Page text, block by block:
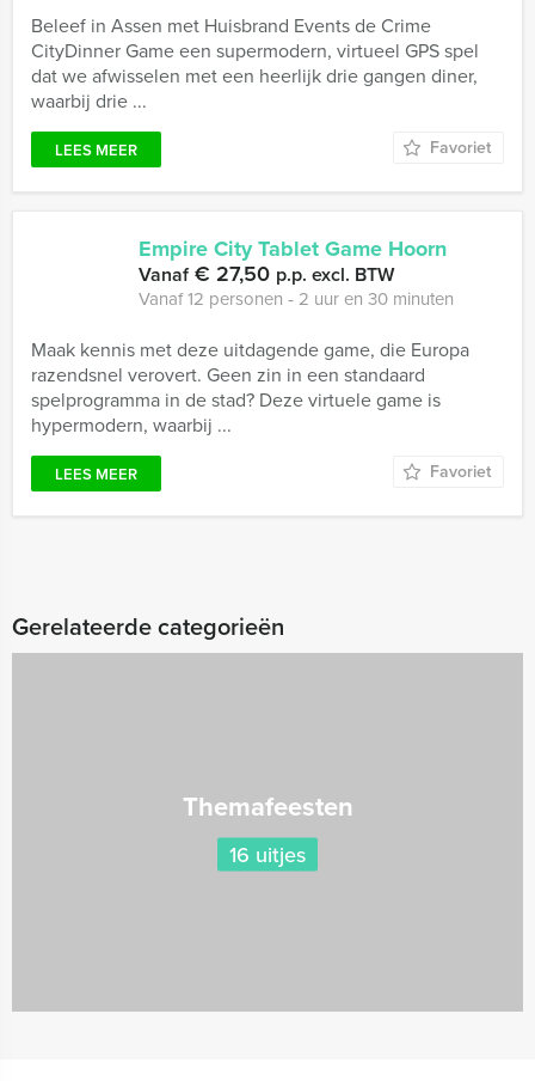
Beleef in Assen met Huisbrand Events de Crime
CityDinner Game een supermodern, virtueel GPS spel
dat we afwisselen met een heerlijk drie gangen diner,
waarbij drie ...
LEES MEER Favoriet
Empire City Tablet Game Hoorn
Vanaf€ 27,50 p.p. excl. BTW
Vanaf 12 personen ‐ 2 uur en 30 minuten
Maak kennis met deze uitdagende game, die Europa
razendsnel verovert. Geen zin in een standaard
spelprogramma in de stad? Deze virtuele game is
hypermodern, waarbij ...
LEES MEER Favoriet
Gerelateerde categorieën
Themafeesten
16 uitjes